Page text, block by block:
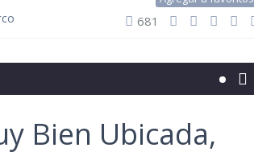
681
Bien Ubicada,